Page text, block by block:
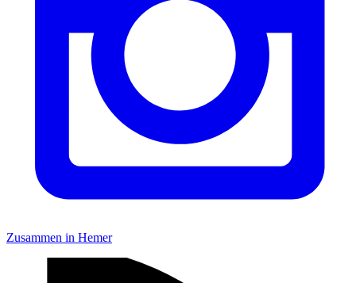
Zusammen in Hemer